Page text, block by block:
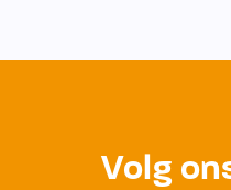
Volg